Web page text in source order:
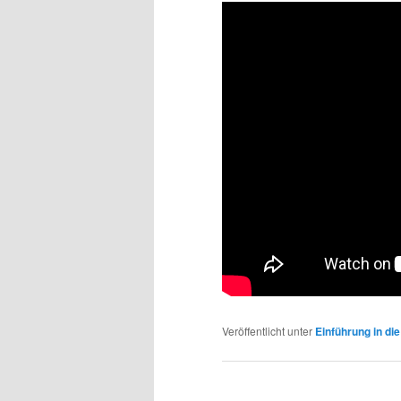
Veröffentlicht unter Einführung in